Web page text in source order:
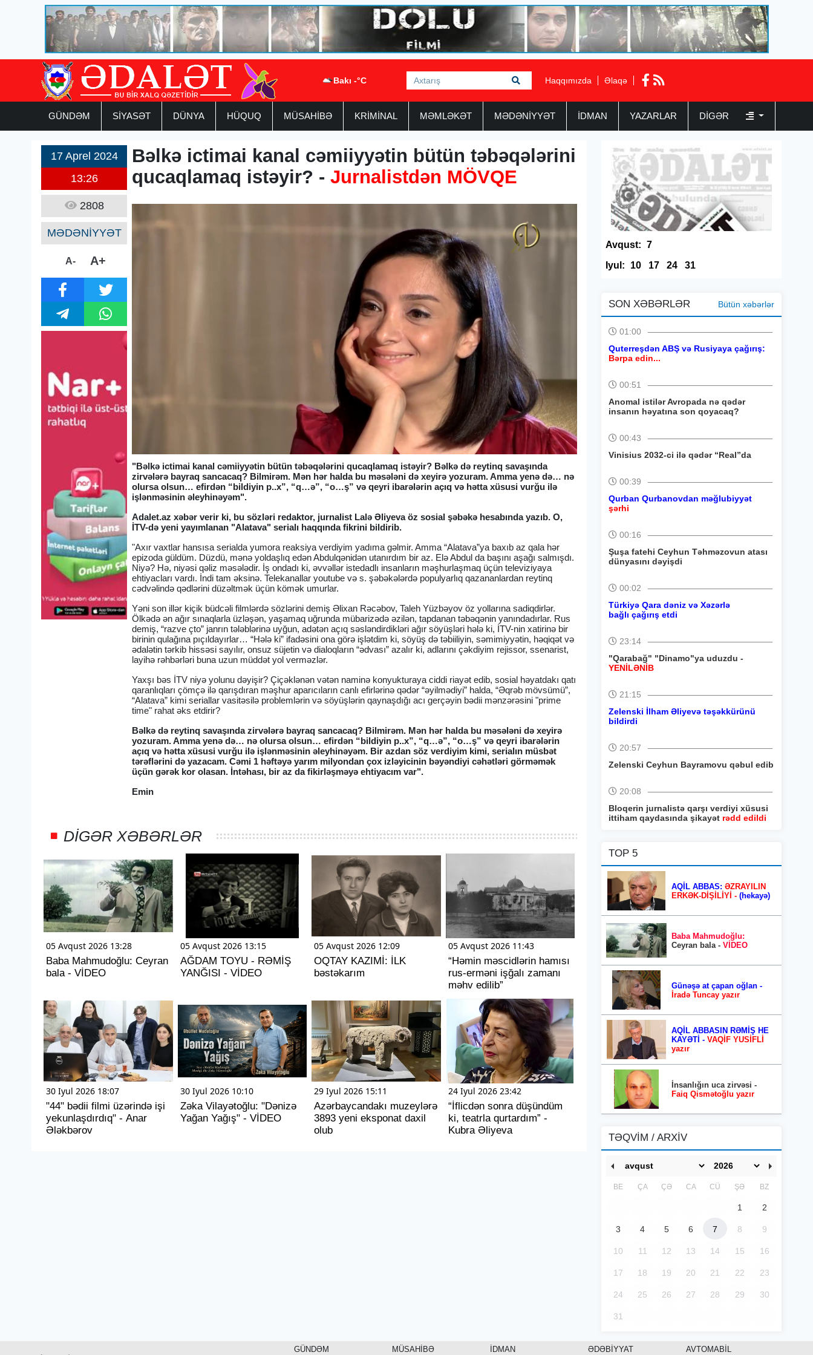
Bakı -°C Haqqımızda Əlaqə
GÜNDƏM SİYASƏT DÜNYA HÜQUQ MÜSAHİBƏ KRİMİNAL MƏMLƏKƏT MƏDƏNİYYƏT İDMAN YAZARLAR DIGƏR
17 Aprel 2024
13:26
2808
MƏDƏNİYYƏT
A- A+
Bəlkə ictimai kanal cəmiiyyətin bütün təbəqələrini
qucaqlamaq istəyir? -Jurnalistdən MÖVQE
"Bəlkə ictimai kanal cəmiiyyətin bütün təbəqələrini qucaqlamaq istəyir? Bəlkə də reytinq savaşında
zirvələrə bayraq sancacaq? Bilmirəm. Mən hər halda bu məsələni də xeyirə yozuram. Amma yenə də… nə
olursa olsun… efirdən “bildiyin p..x”, “q…ə”, “o…ş” və qeyri ibarələrin açıq və hətta xüsusi vurğu ilə
işlənməsinin əleyhinəyəm".
Adalet.az xəbər verir ki, bu sözləri redaktor, jurnalist Lalə Əliyeva öz sosial şəbəkə hesabında yazıb. O,
İTV-də yeni yayımlanan "Alatava" serialı haqqında fikrini bildirib.
"Axır vaxtlar hansısa serialda yumora reaksiya verdiyim yadıma gəlmir. Amma “Alatava”ya baxıb az qala hər
epizoda güldüm. Düzdü, mənə yoldaşlıq edən Abdulqənidən utanırdım bir az. Elə Abdul da başını aşağı salmışdı.
Niyə? Hə, niyəsi qəliz məsələdir. İş ondadı ki, əvvəllər istedadlı insanların məşhurlaşmaq üçün televiziyaya
ehtiyacları vardı. İndi tam əksinə. Telekanallar youtube və s. şəbəkələrdə populyarlıq qazananlardan reytinq
cədvəlində qədlərini düzəltmək üçün kömək umurlar.
Yəni son illər kiçik büdcəli filmlərdə sözlərini demiş Əlixan Rəcəbov, Taleh Yüzbəyov öz yollarına sadiqdirlər.
Ölkədə ən ağır sınaqlarla üzləşən, yaşamaq uğrunda mübarizədə əzilən, tapdanan təbəqənin yanındadırlar. Rus
demiş, “razve çto” janrın tələblərinə uyğun, adətən açıq səsləndirdikləri ağır söyüşləri hələ ki, İTV-nin xatirinə bir
birinin qulağına pıçıldayırlar… “Hələ ki” ifadəsini ona görə işlətdim ki, söyüş də təbiiliyin, səmimiyyətin, həqiqət və
ədalətin tərkib hissəsi sayılır, onsuz süjetin və dialoqların “ədvası” azalır ki, adlarını çəkdiyim rejissor, ssenarist,
layihə rəhbərləri buna uzun müddət yol verməzlər.
Yaxşı bəs İTV niyə yolunu dəyişir? Çiçəklənən vətən naminə konyukturaya ciddi riayət edib, sosial həyatdakı qatı
qaranlıqları çömçə ilə qarışdıran məşhur aparıcıların canlı efirlərinə qədər “əyilmədiyi” halda, “Əqrəb mövsümü”,
“Alatava” kimi seriallar vasitəsilə problemlərin və söyüşlərin qaynaşdığı acı gerçəyin bədii mənzərəsini "prime
time" rahat əks etdirir?
Bəlkə də reytinq savaşında zirvələrə bayraq sancacaq? Bilmirəm. Mən hər halda bu məsələni də xeyirə
yozuram. Amma yenə də… nə olursa olsun… efirdən “bildiyin p..x”, “q…ə”, “o…ş” və qeyri ibarələrin
açıq və hətta xüsusi vurğu ilə işlənməsinin əleyhinəyəm. Bir azdan söz verdiyim kimi, serialın müsbət
tərəflərini də yazacam. Cəmi 1 həftəyə yarım milyondan çox izləyicinin bəyəndiyi cəhətləri görməmək
üçün gərək kor olasan. İntəhası, bir az da fikirləşməyə ehtiyacım var".
Emin
DIGƏR XƏBƏRLƏR
05 Avqust 2026 13:28
Baba Mahmudoğlu: Ceyran
bala - VİDEO
05 Avqust 2026 13:15
AĞDAM TOYU - RƏMİŞ
YANĞISI - VİDEO
05 Avqust 2026 12:09
OQTAY KAZIMİ: İLK
bəstəkarım
05 Avqust 2026 11:43
“Həmin məscidlərin hamısı
rus-erməni işğalı zamanı
məhv edilib”
30 Iyul 2026 18:07
"44" bədii filmi üzərində işi
yekunlaşdırdıq" - Anar
Ələkbərov
30 Iyul 2026 10:10
Zəka Vilayətoğlu: "Dənizə
Yağan Yağış" - VİDEO
29 Iyul 2026 15:11
Azərbaycandakı muzeylərə
3893 yeni eksponat daxil
olub
24 Iyul 2026 23:42
“İflicdən sonra düşündüm
ki, teatrla qurtardım” -
Kubra Əliyeva
Avqust: 7
Iyul:
10 17 24 31
SON XƏBƏRLƏR Bütün xəbərlər
01:00
Quterreşdən ABŞ və Rusiyaya çağırış:
Bərpa edin...
00:51
Anomal istilər Avropada nə qədər
insanın həyatına son qoyacaq?
00:43
Vinisius 2032-ci ilə qədər “Real”da
00:39
Qurban Qurbanovdan məğlubiyyət
şərhi
00:16
Şuşa fatehi Ceyhun Təhməzovun atası
dünyasını dəyişdi
00:02
Türkiyə Qara dəniz və Xəzərlə
bağlı çağırış etdi
23:14
"Qarabağ" "Dinamo"ya uduzdu -
YENİLƏNİB
21:15
Zelenski İlham Əliyevə təşəkkürünü
bildirdi
20:57
Zelenski Ceyhun Bayramovu qəbul edib
20:08
Bloqerin jurnalistə qarşı verdiyi xüsusi
ittiham qaydasında şikayət rədd edildi
TOP 5
AQİL ABBAS: ƏZRAYILIN
ERKƏK-DİŞİLİYİ - (hekayə)
Baba Mahmudoğlu:
Ceyran bala - VİDEO
Günəşə at çapan oğlan -
İradə Tuncay yazır
AQİL ABBASIN RƏMİŞ HE
KAYƏTİ - VAQİF YUSİFLİ
yazır
İnsanlığın uca zirvəsi -
Faiq Qismətoğlu yazır
TƏQVİM / ARXİV
BE ÇA ÇƏ CA CÜ ŞƏ BZ
1 2
3 4 5 6 7 8 9
10 11 12 13 14 15 16
17 18 19 20 21 22 23
24 25 26 27 28 29 30
31
GÜNDƏM MÜSAHİBƏ İDMAN ƏDƏBİYYAT AVTOMABİL